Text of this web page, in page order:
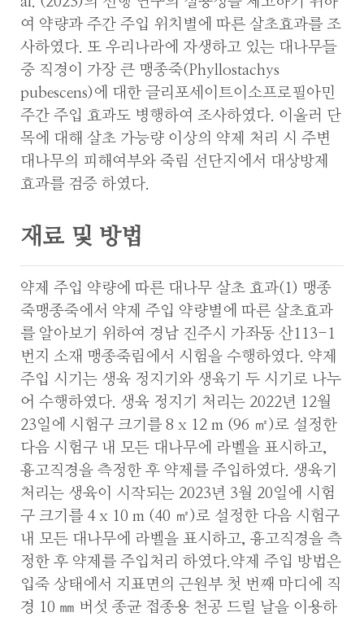
여 약량과 주간 주입 위치별에 따른 살초효과를 조
사하였다. 또 우리나라에 자생하고 있는 대나무들
중 직경이 가장 큰 맹종죽(Phyllostachys
pubescens)에 대한 글리포세이트이소프로필아민
주간 주입 효과도 병행하여 조사하였다. 이울러 단
목에 대해 살초 가능량 이상의 약제 처리 시 주변
대나무의 피해여부와 죽림 선단지에서 대상방제
효과를 검증 하였다.
재료 및 방법
약제 주입 약량에 따른 대나무 살초 효과(1) 맹종
죽맹종죽에서 약제 주입 약량별에 따른 살초효과
를 알아보기 위하여 경남 진주시 가좌동 산113-1
번지 소재 맹종죽림에서 시험을 수행하였다. 약제
주입 시기는 생육 정지기와 생육기 두 시기로 나누
어 수행하였다. 생육 정지기 처리는 2022년 12월
23일에 시험구 크기를 8 x 12 m (96 ㎡)로 설정한
다음 시험구 내 모든 대나무에 라벨을 표시하고,
흉고직경을 측정한 후 약제를 주입하였다. 생육기
처리는 생육이 시작되는 2023년 3월 20일에 시험
구 크기를 4 x 10 m (40 ㎡)로 설정한 다음 시험구
내 모든 대나무에 라벨을 표시하고, 흉고직경을 측
정한 후 약제를 주입처리 하였다.약제 주입 방법은
입죽 상태에서 지표면의 근원부 첫 번째 마디에 직
경 10 ㎜ 버섯 종균 접종용 천공 드릴 날을 이용하